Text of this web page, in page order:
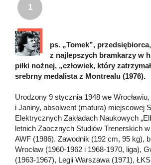
1
ps. „Tomek”,
z najlepszych bramkarzy w
piłki nożnej, „człowiek, który
srebrny medalista z Montrealu (1976).
Urodzony 9 stycznia 1948 we
i Janiny, absolwent (matura) miejscowej
Elektrycznych Zakładach Naukowych
letnich Zaocznych Studiów Trenerskich
AWF (1986). Zawodnik (192 cm, 95 kg),
Wrocław (1960-1962 i 1968-1970, liga),
(1963-1967), Legii Warszawa (1971),